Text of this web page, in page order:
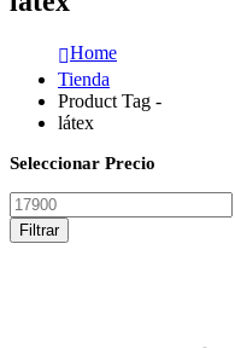
Home
Tienda
Product Tag -
látex
Seleccionar Precio
Filtrar